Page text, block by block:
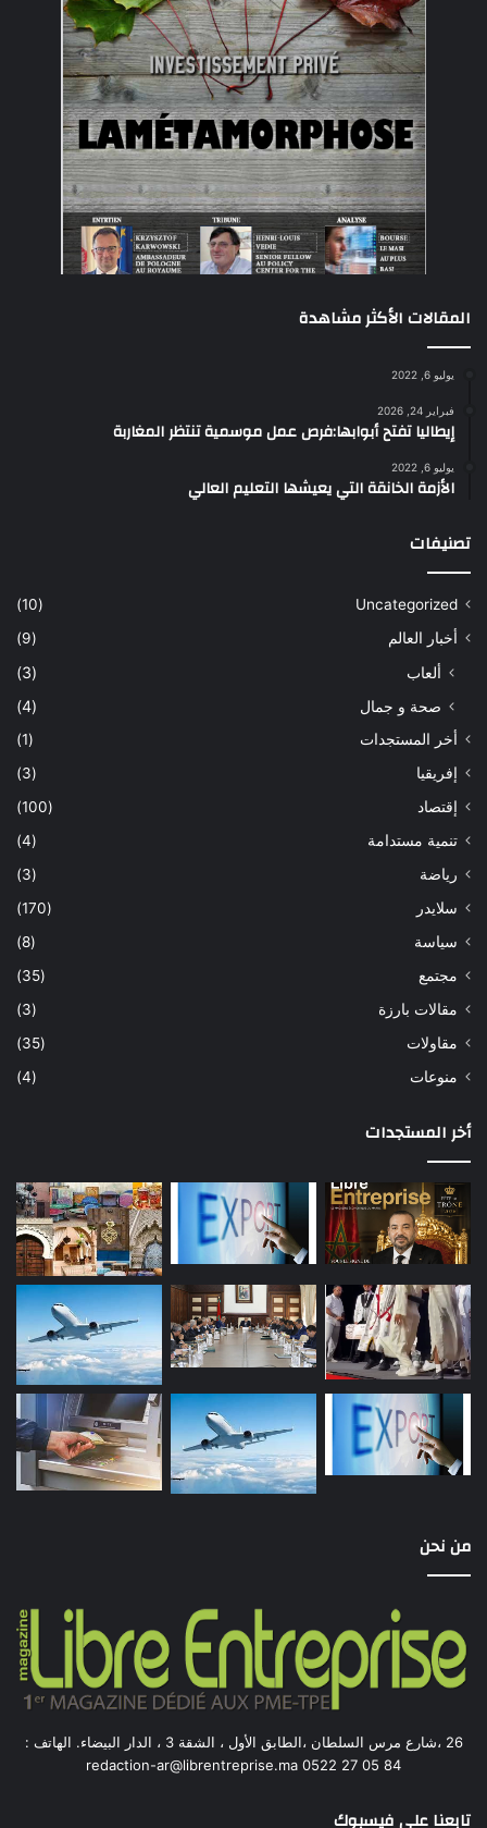
المقالات الأكثر مشاهدة
يوليو 6, 2022
فبراير 24, 2026
إيطاليا تفتح أبوابها:فرص عمل موسمية تنتظر المغاربة
يوليو 6, 2022
الأزمة الخانقة التي يعيشها التعليم العالي
تصنيفات
Uncategorized
(10)
أخبار العالم
(9)
ألعاب
(3)
صحة و جمال
(4)
أخر المستجدات
(1)
إفريقيا
(3)
إقتصاد
(100)
تنمية مستدامة
(4)
رياضة
(3)
سلايدر
(170)
سياسة
(8)
مجتمع
(35)
مقالات بارزة
(3)
مقاولات
(35)
منوعات
(4)
أخر المستجدات
من نحن
26 ،شارع مرس السلطان ،الطابق الأول ، الشقة 3 ، الدار البيضاء. الهاتف :
84 05 27 0522 redaction-ar@librentreprise.ma
تابعنا على فيسبوك